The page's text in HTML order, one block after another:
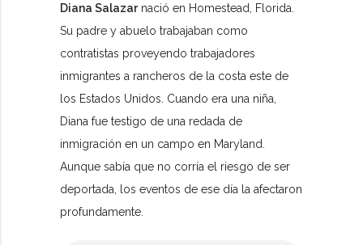
Diana Salazarnació en Homestead, Florida.
Su padre y abuelo trabajaban como
contratistas proveyendo trabajadores
inmigrantes a rancheros de la costa este de
los Estados Unidos. Cuando era una niña,
Diana fue testigo de una redada de
inmigración en un campo en Maryland.
Aunque sabía que no corría el riesgo de ser
deportada, los eventos de ese día la afectaron
profundamente.